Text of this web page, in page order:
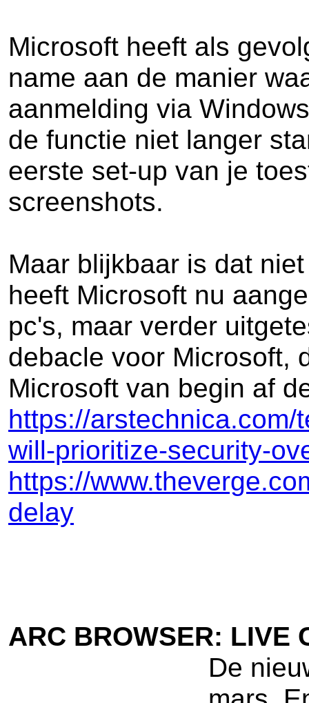
Microsoft heeft als
name aan de manier
aanmelding via
de functie niet langer
eerste set-up van je
screenshots.
Maar blijkbaar is dat
heeft Microsoft nu
pc's, maar verder
debacle voor Microsoft,
Microsoft van begin af
https://
will-prioritize-security-
https://
delay
ARC BROWSER: LIVE
De